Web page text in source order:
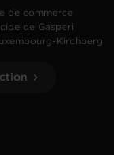
de commerce
de Gasperi
Kirchberg